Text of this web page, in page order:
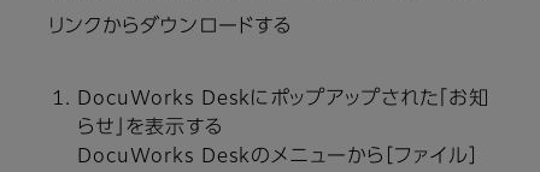
リンクからダウンロードする
DocuWorks Deskにポップアップされた「お知
らせ」を表示する
DocuWorks Deskのメニューから［ファイル］